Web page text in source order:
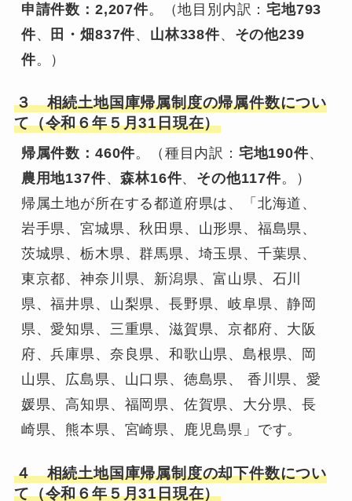
申請件数：2,207件。（地目別内訳：宅地793
件、 田・畑837件、 山林338件、 その他239
件。）
３ 相続土地国庫帰属制度の帰属件数につい
て（令和６年５月31日現在）
帰属件数：460件。（種目内訳： 宅地190件、
農用地137件、森林16件、 その他117件。）
帰属土地が所在する都道府県は、「北海道、
岩手県、宮城県、秋田県、山形県、福島県、
茨城県、栃木県、群馬県、埼玉県、千葉県、
東京都、神奈川県、新潟県、富山県、石川
県、福井県、山梨県、長野県、岐阜県、静岡
県、愛知県、三重県、滋賀県、京都府、大阪
府、兵庫県、奈良県、和歌山県、島根県、岡
山県、広島県、山口県、徳島県、 香川県、愛
媛県、高知県、福岡県、佐賀県、大分県、長
崎県、熊本県、宮崎県、鹿児島県」です。
４ 相続土地国庫帰属制度の却下件数につい
て（令和６年５月31日現在）